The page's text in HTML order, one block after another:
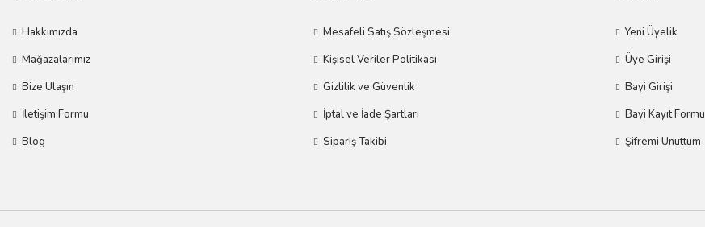
Hakkımızda
Mağazalarımız
Bize Ulaşın
İletişim Formu
Blog
Mesafeli Satış Sözleşmesi
Kişisel Veriler Politikası
Gizlilik ve Güvenlik
İptal ve İade Şartları
Sipariş Takibi
Yeni Üyelik
Üye Girişi
Bayi Girişi
Bayi Kayıt Formu
Şifremi Unuttum